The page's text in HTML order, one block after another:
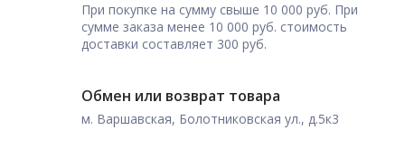
При покупке на сумму свыше 10 000 руб. При
сумме заказа менее 10 000 руб. стоимость
доставки составляет 300 руб.
Обмен или возврат товара
м. Варшавская, Болотниковская ул., д.5к3